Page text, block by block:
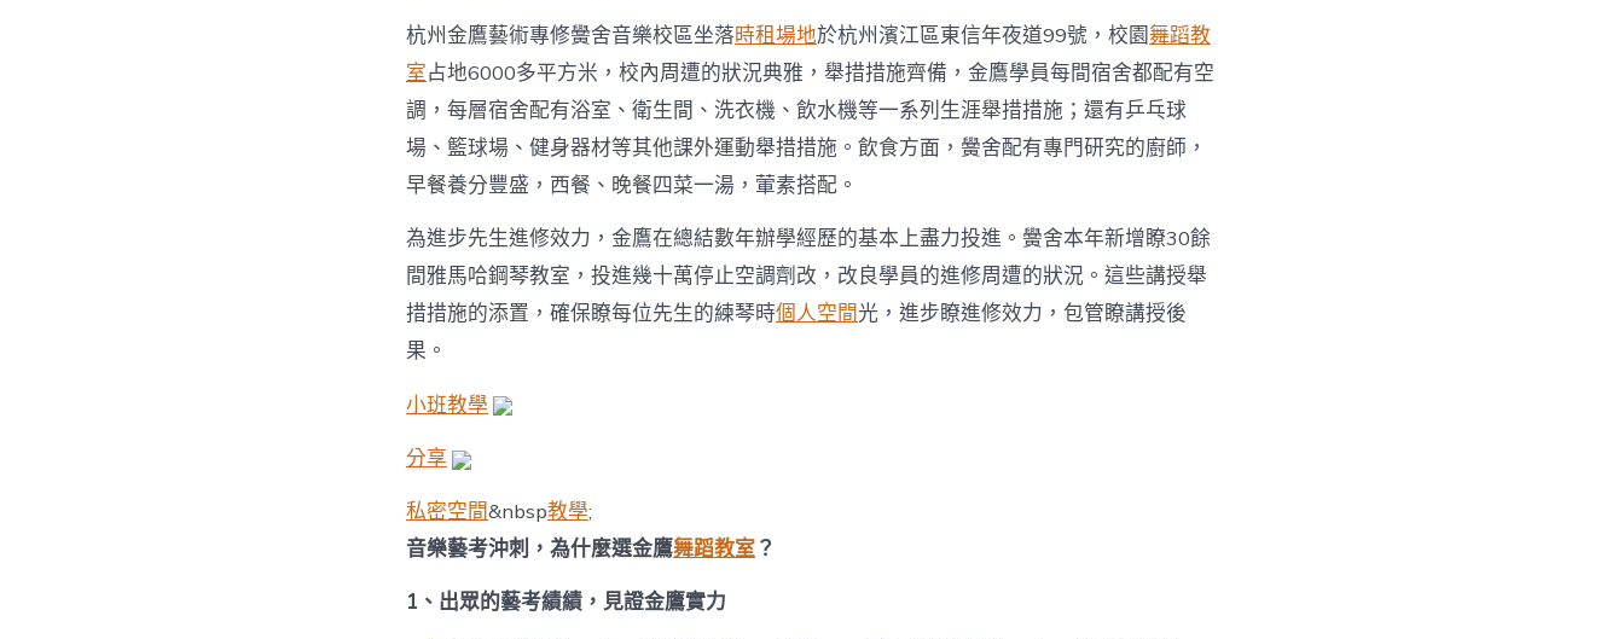
杭州金鷹藝術專修黌舍音樂校區坐落時租場地於杭州濱江區東信年夜道99號，校園舞蹈教
室占地6000多平方米，校內周遭的狀況典雅，舉措措施齊備，金鷹學員每間宿舍都配有空
調，每層宿舍配有浴室、衛生間、洗衣機、飲水機等一系列生涯舉措措施；還有乒乓球
場、籃球場、健身器材等其他課外運動舉措措施。飲食方面，黌舍配有專門研究的廚師，
早餐養分豐盛，西餐、晚餐四菜一湯，葷素搭配。
為進步先生進修效力，金鷹在總結數年辦學經歷的基本上盡力投進。黌舍本年新增瞭30餘
間雅馬哈鋼琴教室，投進幾十萬停止空調劑改，改良學員的進修周遭的狀況。這些講授舉
措措施的添置，確保瞭每位先生的練琴時個人空間光，進步瞭進修效力，包管瞭講授後
果。
小班教學
分享
私密空間&nbsp教學;
音樂藝考沖刺，為什麼選金鷹舞蹈教室？
1、出眾的藝考績績，見證金鷹實力